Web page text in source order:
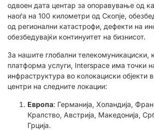
одвоен дата центар за опоравување од
наоѓа на 100 километри од Скопје,
од регионални катастрофи, дефекти на
обезбедувајќи континуитет на бизнисот.
За нашите глобални телекомуникациски,
платформа услуги, Interspace има точки
инфраструктура во колокациски објекти
центри на следните локации:
Европа: Германија, Холандија,
Кралство, Австрија, Македонија,
Грција.